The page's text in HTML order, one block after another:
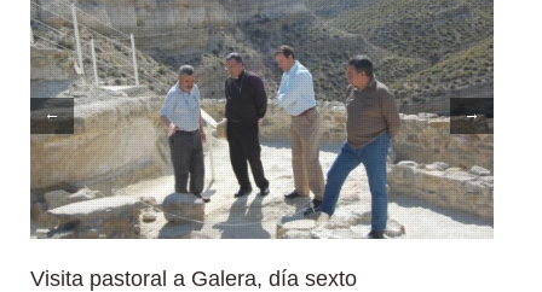
← →
Visita pastoral a Galera, día sexto